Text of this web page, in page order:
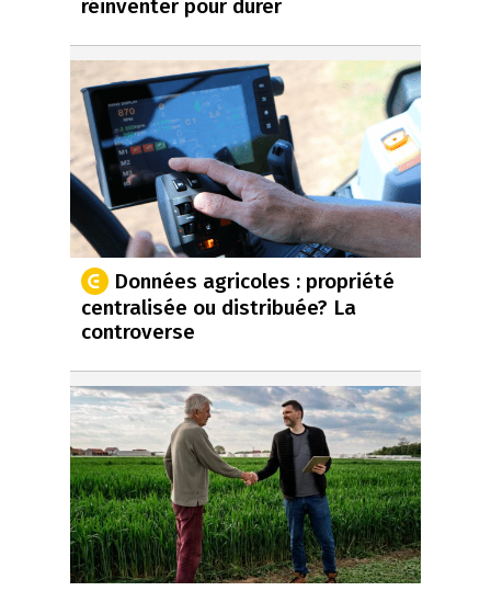
réinventer pour durer
Données agricoles : propriété
centralisée ou distribuée? La
controverse